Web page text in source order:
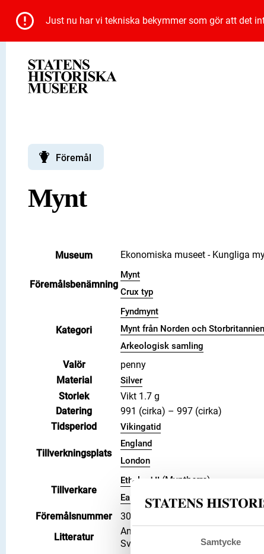
Samtycke
Just nu har vi tekniska bekymmer som gör att det
Föremål
Mynt
Museum Ekonomiska museet - Kungliga
Föremålsbenämning
Mynt
Crux typ
Kategori
Fyndmynt
Mynt från Norden och Storbritannien
Arkeologisk samling
Valör
penny
Material
Silver
Storlek
Vikt 1.7 g
Datering
991 (cirka) – 997 (cirka)
Tidsperiod
Vikingatid
Tillverkningsplats
England
London
Tillverkare
Ethelred II (Myntherre)
Ealhstan(Myntmästare)
Föremålsnummer
3001749
Litteratur
Anglosachsiska mynt i Svenska
Sveriges jord, 1881, Hd 2446